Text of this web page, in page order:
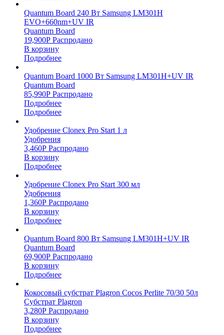
Quantum Board 240 Вт Samsung LM301H
EVO+660nm+UV IR
Quantum Board
19,900Р Распродано
В корзину
Подробнее
Quantum Board 1000 Вт Samsung LM301H+UV IR
Quantum Board
85,990Р Распродано
Подробнее
Подробнее
Удобрение Clonex Pro Start 1 л
Удобрения
3,460Р Распродано
В корзину
Подробнее
Удобрение Clonex Pro Start 300 мл
Удобрения
1,360Р Распродано
В корзину
Подробнее
Quantum Board 800 Вт Samsung LM301H+UV IR
Quantum Board
69,900Р Распродано
В корзину
Подробнее
Кокосовый субстрат Plagron Cocos Perlite 70/30 50л
Субстрат Plagron
3,280Р Распродано
В корзину
Подробнее